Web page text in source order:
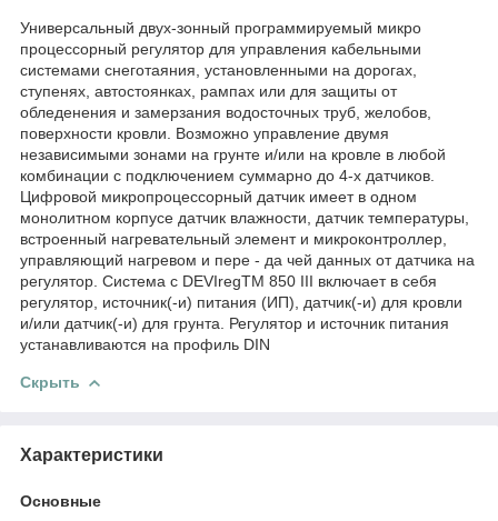
Универсальный двух-зонный программируемый микро
процессорный регулятор для управления кабельными
системами снеготаяния, установленными на дорогах,
ступенях, автостоянках, рампах или для защиты от
обледенения и замерзания водосточных труб, желобов,
поверхности кровли. Возможно управление двумя
независимыми зонами на грунте и/или на кровле в любой
комбинации с подключением суммарно до 4-х датчиков.
Цифровой микропроцессорный датчик имеет в одном
монолитном корпусе датчик влажности, датчик температуры,
встроенный нагревательный элемент и микроконтроллер,
управляющий нагревом и пере - да чей данных от датчика на
регулятор. Система с DEVIregTM 850 III включает в себя
регулятор, источник(-и) питания (ИП), датчик(-и) для кровли
и/или датчик(-и) для грунта. Регулятор и источник питания
устанавливаются на профиль DIN
Скрыть
Характеристики
Основные